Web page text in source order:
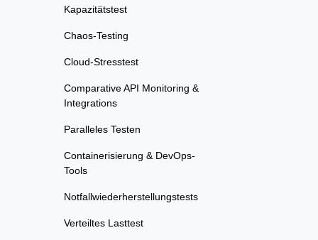
Kapazitätstest
Chaos-Testing
Cloud-Stresstest
Comparative API Monitoring &
Integrations
Paralleles Testen
Containerisierung & DevOps-
Tools
Notfallwiederherstellungstests
Verteiltes Lasttest